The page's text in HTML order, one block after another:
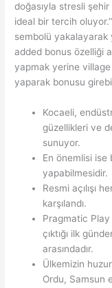
doğasıyla stresli
ideal bir tercih
sembolü yakalayarak
added bonus özelliği
yapmak yerine
yaparak bonusu
Kocaeli,
güzellikleri ve
sunuyor.
En önemlisi
yapabilmesidir.
Resmi açılışı
karşılandı.
Pragmatic Play
çıktığı ilk
arasındadır.
Ülkemizin
Ordu, Samsun